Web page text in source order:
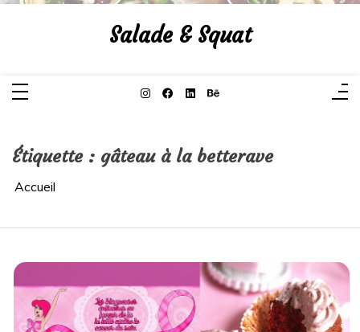
Aller
Salade & Squat
Étiquette : gâteau à la betterave
Accueil